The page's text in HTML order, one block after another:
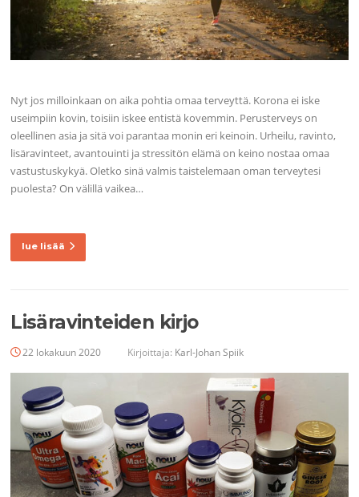
Nyt jos milloinkaan on aika pohtia omaa terveyttä. Korona ei iske
useimpiin kovin, toisiin iskee entistä kovemmin. Perusterveys on
oleellinen asia ja sitä voi parantaa monin eri keinoin. Urheilu, ravinto,
lisäravinteet, avantouinti ja stressitön elämä on keino nostaa omaa
vastustuskykyä. Oletko sinä valmis taistelemaan oman terveytesi
puolesta? On välillä vaikea…
lue lisää
Lisäravinteiden kirjo
22 lokakuun 2020 Kirjoittaja: Karl-Johan Spiik